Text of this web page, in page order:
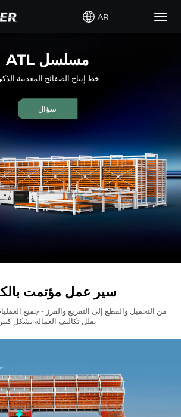
AR
ATL مسلسل
خط إنتاج الصفائح المعدنية
سؤال
سير عمل مؤتمت
من التحميل والقطع إلى التفريغ والفرز - جميع
يقلل تكاليف العمالة بشكل كبير